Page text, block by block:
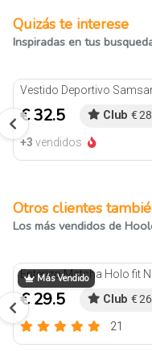
Quizás te interese
Inspiradas en tus
€ 32.5 Club €
+3 vendidos
Otros clientes
Los más vendidos de
Más Vendido
€ 29.5 Club €
21